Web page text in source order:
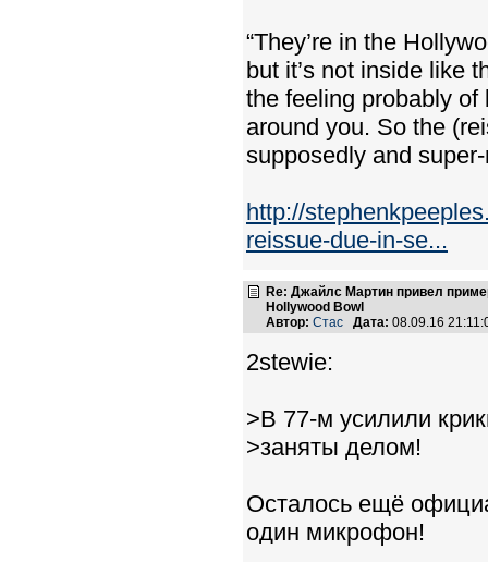
“They’re in the
but it’s not inside like
the feeling probably
around you. So the
supposedly and
http://
reissue-due-in-se...
Re: Джайлс Мартин привел
Hollywood Bowl
Автор: Стас Дата: 08.09.16
2stewie:
>В 77-м усилили
>заняты делом!
Осталось ещё
один микрофон!